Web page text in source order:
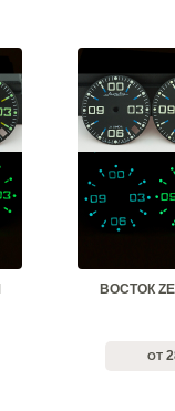
ВОСТОК
ОТ